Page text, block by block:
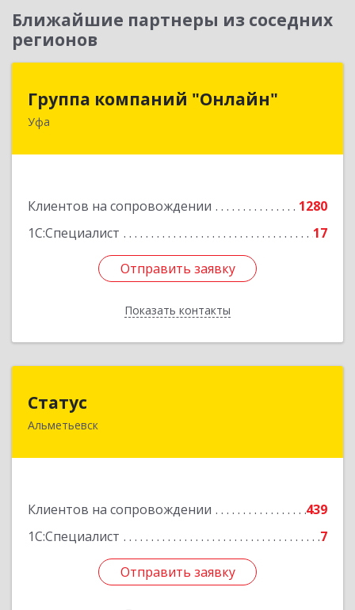
Ближайшие партнеры из соседних
регионов
Группа компаний "Онлайн"
Уфа
Клиентов на сопровождении
1280
1С:Специалист
17
Отправить заявку
Показать контакты
Группа компаний "Онлайн"
450006, Башкортостан Респ, г.о. город Уфа, Уфа
Отправить заявку
Назад
Статус
Альметьевск
Клиентов на сопровождении
439
1С:Специалист
7
Отправить заявку
423450, Татарстан Респ, Альметьевск г, Мира
Отправить заявку